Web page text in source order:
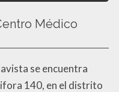
Médico
se encuentra
140, en el distrito